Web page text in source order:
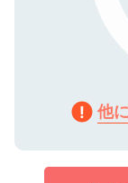
他